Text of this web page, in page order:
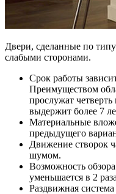
Двери, сделанные по
слабыми сторонами.
Срок работы
Преимуществом
прослужат
выдержит более 7
Материальные
предыдущего
Движение створок
шумом.
Возможность
уменьшается в 2
Раздвижная